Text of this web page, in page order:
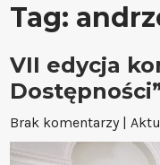
Tag:
VII edycja
Brak komentarzy |